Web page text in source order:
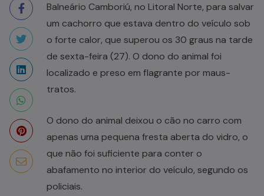
Balneário Camboriú, no Litoral Norte, para salvar
um cachorro que estava dentro do veículo sob
o forte calor, que superou os 30 graus na tarde
de sexta-feira (27). O dono do animal foi
localizado e preso em flagrante por maus-
tratos.
O dono do animal deixou o cão no carro com
apenas uma pequena fresta aberta do vidro, o
que não foi suficiente para conter o
abafamento no interior do veículo, segundo os
policiais.